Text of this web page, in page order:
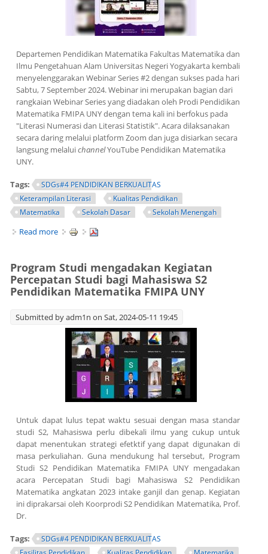
Departemen Pendidikan Matematika Fakultas Matematika dan
Ilmu Pengetahuan Alam Universitas Negeri Yogyakarta kembali
menyelenggarakan Webinar Series #2 dengan sukses pada hari
Sabtu, 7 September 2024. Webinar ini merupakan bagian dari
rangkaian Webinar Series yang diadakan oleh Prodi Pendidikan
Matematika FMIPA UNY dengan tema kali ini berfokus pada
"Literasi Numerasi dan Literasi Statistik". Acara dilaksanakan
secara daring melalui platform Zoom dan juga disiarkan secara
langsung melaluichannelYouTube Pendidikan Matematika
UNY.
Tags:
SDGs#4 PENDIDIKAN BERKUALITAS
Keterampilan Literasi
Kualitas Pendidikan
Matematika
Sekolah Dasar Sekolah Menengah
Read more about WEBINAR SERIES #2 2024: Literasi Numerasi dan
Program Studi mengadakan Kegiatan
Percepatan Studi bagi Mahasiswa S2
Pendidikan Matematika FMIPA UNY
Submitted byadm1n on Sat, 2024-05-11 19:45
Untuk dapat lulus tepat waktu sesuai dengan masa standar
studi S2, Mahasiswa perlu dibekali ilmu yang cukup untuk
dapat menentukan strategi efetktif yang dapat digunakan di
masa perkuliahan. Guna mendukung hal tersebut, Program
Studi S2 Pendidikan Matematika FMIPA UNY mengadakan
acara Percepatan Studi bagi Mahasiswa S2 Pendidikan
Matematika angkatan 2023 intake ganjil dan genap. Kegiatan
ini diprakarsai oleh Koorprodi S2 Pendidikan Matematika, Prof.
Dr.
Tags:
SDGs#4 PENDIDIKAN BERKUALITAS